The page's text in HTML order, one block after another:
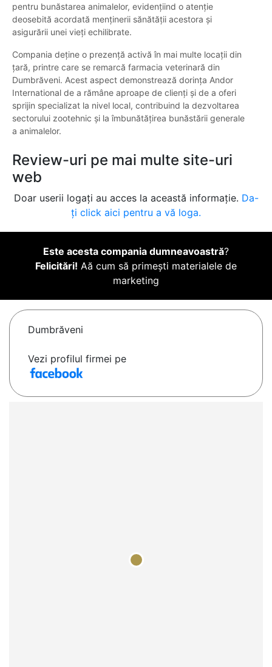
pentru bunăstarea animalelor, evidențiind o atenție
deosebită acordată menținerii sănătății acestora și
asigurării unei vieți echilibrate.
Compania deține o prezență activă în mai multe locații din
țară, printre care se remarcă farmacia veterinară din
Dumbrăveni. Acest aspect demonstrează dorința Andor
International de a rămâne aproape de clienți și de a oferi
sprijin specializat la nivel local, contribuind la dezvoltarea
sectorului zootehnic și la îmbunătățirea bunăstării generale
a animalelor.
Review-uri pe mai multe site-uri
web
Doar userii logați au acces la această informație. Da-
ți click aici pentru a vă loga.
Este acesta compania dumneavoastră?
Felicitări! Aă cum să primești materialele de
marketing
Dumbrăveni
Vezi profilul firmei pe